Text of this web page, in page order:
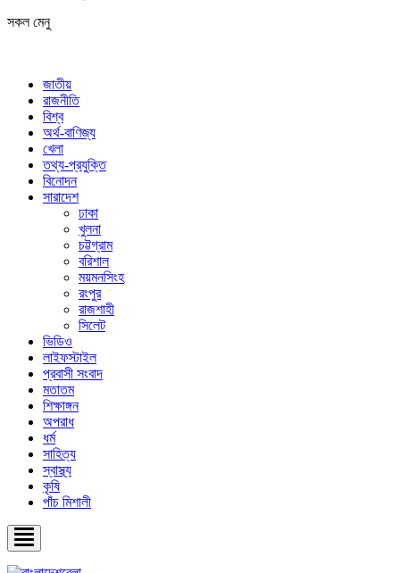
সকল মেনু
জাতীয়
রাজনীতি
বিশ্ব
অর্থ-বাণিজ্য
খেলা
তথ্য-প্রযুক্তি
বিনোদন
সারাদেশ
ঢাকা
খুলনা
চট্টগ্রাম
বরিশাল
ময়মনসিংহ
রংপুর
রাজশাহী
সিলেট
ভিডিও
লাইফস্টাইল
প্রবাসী সংবাদ
মতাতম
শিক্ষাঙ্গন
অপরাধ
ধর্ম
সাহিত্য
স্বাস্থ্য
কৃষি
পাঁচ মিশালী